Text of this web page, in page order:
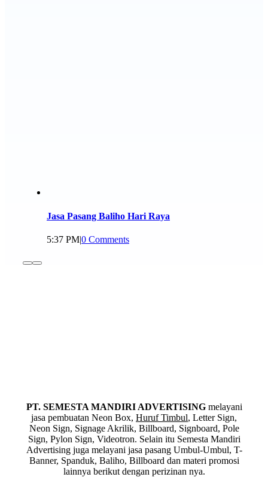
Jasa Pasang Baliho Hari Raya
5:37 PM|0 Comments
PT. SEMESTA MANDIRI ADVERTISINGmelayani
jasa pembuatan Neon Box, Huruf Timbul, Letter Sign,
Neon Sign, Signage Akrilik, Billboard, Signboard, Pole
Sign, Pylon Sign, Videotron. Selain itu Semesta Mandiri
Advertising juga melayani jasa pasang Umbul-Umbul, T-
Banner, Spanduk, Baliho, Billboard dan materi promosi
lainnya berikut dengan perizinan nya.